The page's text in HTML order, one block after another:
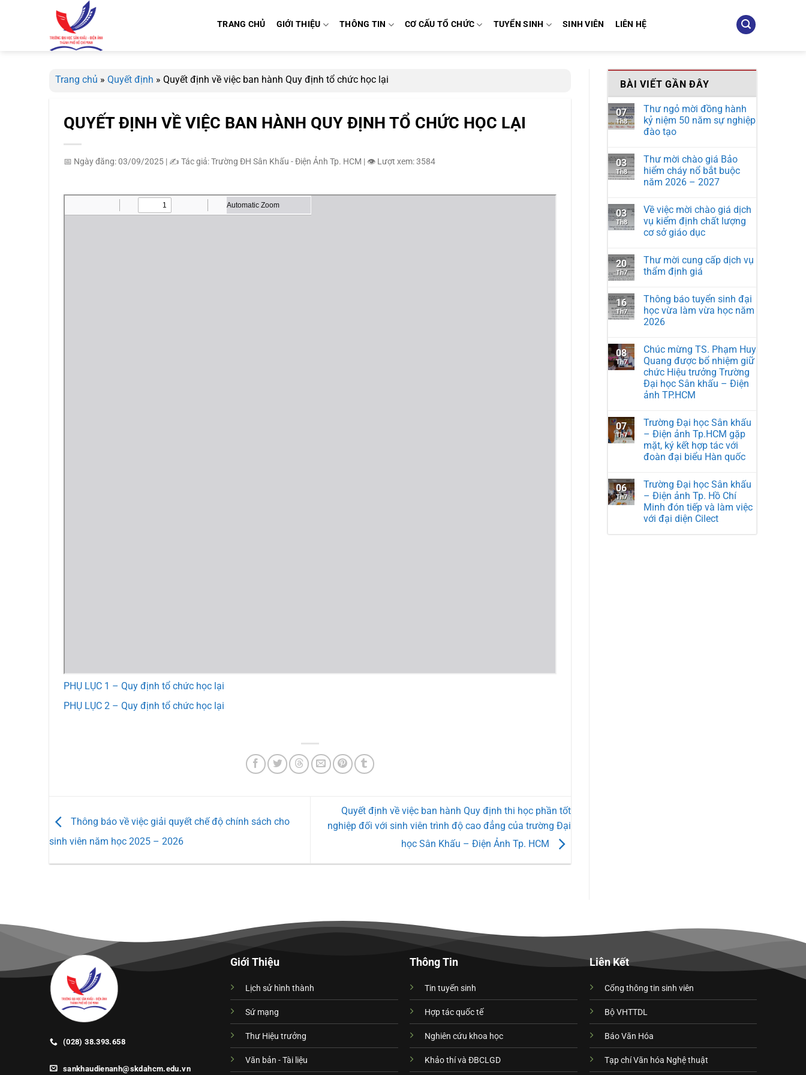
TRANG CHỦ GIỚI THIỆU THÔNG TIN CƠ CẤU TỔ CHỨC TUYỂN SINH SINH VIÊN LIÊN HỆ
Trang chủ » Quyết định » Quyết định về việc ban hành Quy định tổ chức học lại
QUYẾT ĐỊNH VỀ VIỆC BAN HÀNH QUY ĐỊNH TỔ CHỨC HỌC LẠI
📅 Ngày đăng: 03/09/2025 | ✍️ Tác giả: Trường ĐH Sân Khấu - Điện Ảnh Tp. HCM | 👁️ Lượt xem: 3584
PHỤ LỤC 1 – Quy định tổ chức học lại
PHỤ LỤC 2 – Quy định tổ chức học lại
Thông báo về việc giải quyết chế độ chính sách cho
sinh viên năm học 2025 – 2026
Quyết định về việc ban hành Quy định thi học phần tốt
nghiệp đối với sinh viên trình độ cao đẳng của trường Đại
học Sân Khấu – Điện Ảnh Tp. HCM
BÀI VIẾT GẦN ĐÂY
07
Th8
Thư ngỏ mời đồng hành
kỷ niệm 50 năm sự nghiệp
đào tạo
03
Th8
Thư mời chào giá Bảo
hiểm cháy nổ bắt buộc
năm 2026 – 2027
03
Th8
Về việc mời chào giá dịch
vụ kiểm định chất lượng
cơ sở giáo dục
20
Th7
Thư mời cung cấp dịch vụ
thẩm định giá
16
Th7
Thông báo tuyển sinh đại
học vừa làm vừa học năm
2026
08
Th7
Chúc mừng TS. Phạm Huy
Quang được bổ nhiệm giữ
chức Hiệu trưởng Trường
Đại học Sân khấu – Điện
ảnh TP.HCM
07
Th7
Trường Đại học Sân khấu
– Điện ảnh Tp.HCM gặp
mặt, ký kết hợp tác với
đoàn đại biểu Hàn quốc
06
Th7
Trường Đại học Sân khấu
– Điện ảnh Tp. Hồ Chí
Minh đón tiếp và làm việc
với đại diện Cilect
(028) 38.393.658
sankhaudienanh@skdahcm.edu.vn
Giới Thiệu
Lịch sử hình thành
Sứ mạng
Thư Hiệu trưởng
Văn bản - Tài liệu
Thông Tin
Tin tuyển sinh
Hợp tác quốc tế
Nghiên cứu khoa học
Khảo thí và ĐBCLGD
Liên Kết
Cổng thông tin sinh viên
Bộ VHTTDL
Báo Văn Hóa
Tạp chí Văn hóa Nghệ thuật